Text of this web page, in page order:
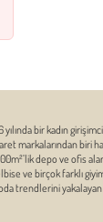
yılında bir kadın
markalarından biri
depo ve ofis
ve birçok farklı
trendlerini yakalayan